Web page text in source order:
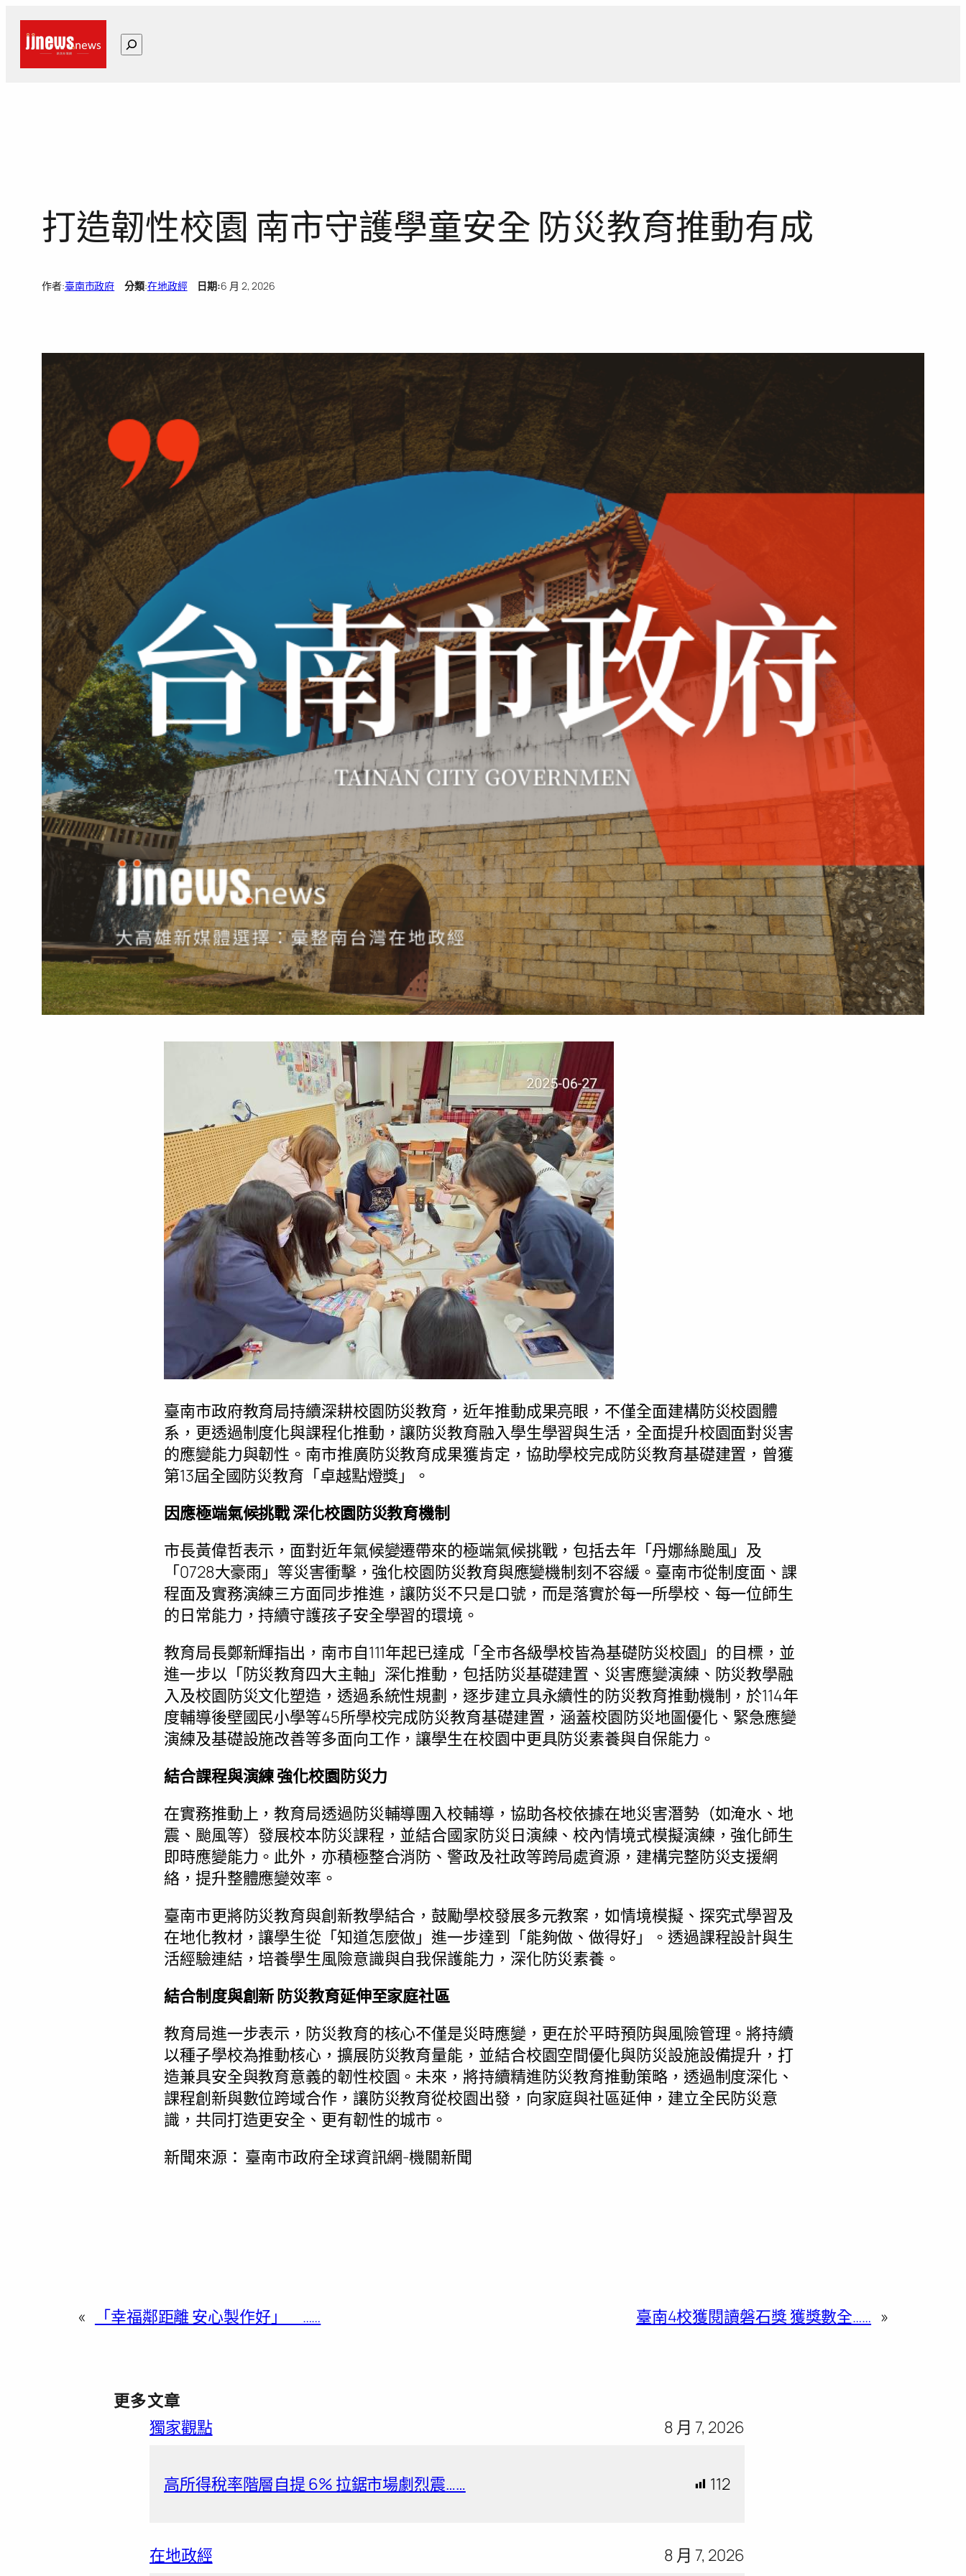
跳
搜
打造韌性校園 南市守護學童安全 防災教育推動有成
作者:臺南市政府 分類:在地政經日期:6 月 2, 2026
臺南市政府教育局持續深耕校園防災教育，近年推動成果亮眼，不僅全面建構防災校園體
系，更透過制度化與課程化推動，讓防災教育融入學生學習與生活，全面提升校園面對災害
的應變能力與韌性。南市推廣防災教育成果獲肯定，協助學校完成防災教育基礎建置，曾獲
第13屆全國防災教育「卓越點燈獎」。
因應極端氣候挑戰 深化校園防災教育機制
市長黃偉哲表示，面對近年氣候變遷帶來的極端氣候挑戰，包括去年「丹娜絲颱風」及
「0728大豪雨」等災害衝擊，強化校園防災教育與應變機制刻不容緩。臺南市從制度面、課
程面及實務演練三方面同步推進，讓防災不只是口號，而是落實於每一所學校、每一位師生
的日常能力，持續守護孩子安全學習的環境。
教育局長鄭新輝指出，南市自111年起已達成「全市各級學校皆為基礎防災校園」的目標，並
進一步以「防災教育四大主軸」深化推動，包括防災基礎建置、災害應變演練、防災教學融
入及校園防災文化塑造，透過系統性規劃，逐步建立具永續性的防災教育推動機制，於114年
度輔導後壁國民小學等45所學校完成防災教育基礎建置，涵蓋校園防災地圖優化、緊急應變
演練及基礎設施改善等多面向工作，讓學生在校園中更具防災素養與自保能力。
結合課程與演練 強化校園防災力
在實務推動上，教育局透過防災輔導團入校輔導，協助各校依據在地災害潛勢（如淹水、地
震、颱風等）發展校本防災課程，並結合國家防災日演練、校內情境式模擬演練，強化師生
即時應變能力。此外，亦積極整合消防、警政及社政等跨局處資源，建構完整防災支援網
絡，提升整體應變效率。
臺南市更將防災教育與創新教學結合，鼓勵學校發展多元教案，如情境模擬、探究式學習及
在地化教材，讓學生從「知道怎麼做」進一步達到「能夠做、做得好」。透過課程設計與生
活經驗連結，培養學生風險意識與自我保護能力，深化防災素養。
結合制度與創新 防災教育延伸至家庭社區
教育局進一步表示，防災教育的核心不僅是災時應變，更在於平時預防與風險管理。將持續
以種子學校為推動核心，擴展防災教育量能，並結合校園空間優化與防災設施設備提升，打
造兼具安全與教育意義的韌性校園。未來，將持續精進防災教育推動策略，透過制度深化、
課程創新與數位跨域合作，讓防災教育從校園出發，向家庭與社區延伸，建立全民防災意
識，共同打造更安全、更有韌性的城市。
新聞來源： 臺南市政府全球資訊網-機關新聞
« 「幸福鄰距離 安心製作好」 …… 臺南4校獲閱讀磐石獎 獲獎數全…… »
更多文章
獨家觀點
8 月 7, 2026
高所得稅率階層自提 6% 拉鋸市場劇烈震…… 112
在地政經 8 月 7, 2026